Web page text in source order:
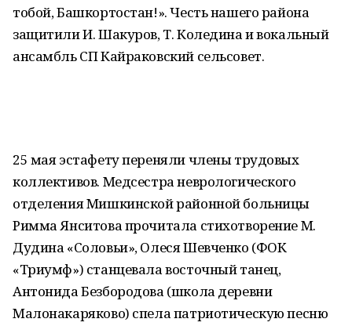
тобой, Башкортостан!». Честь нашего района
защитили И. Шакуров, Т. Коледина и вокальный
ансамбль СП Кайраковский сельсовет.
25 мая эстафету переняли члены трудовых
коллективов. Медсестра неврологического
отделения Мишкинской районной больницы
Римма Янситова прочитала стихотворение М.
Дудина «Соловьи», Олеся Шевченко (ФОК
«Триумф») станцевала восточный танец,
Антонида Безбородова (школа деревни
Малонакаряково) спела патриотическую песню